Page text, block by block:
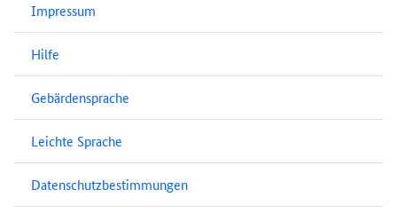
Impressum
Hilfe
Gebärdensprache
Leichte Sprache
Datenschutzbestimmungen